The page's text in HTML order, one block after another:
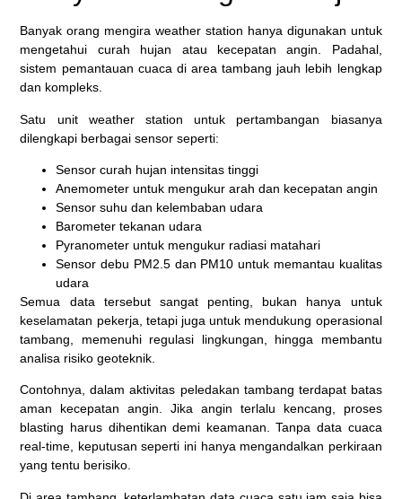
Banyak orang mengira weather station hanya digunakan untuk
mengetahui curah hujan atau kecepatan angin. Padahal,
sistem pemantauan cuaca di area tambang jauh lebih lengkap
dan kompleks.
Satu unit weather station untuk pertambangan biasanya
dilengkapi berbagai sensor seperti:
Sensor curah hujan intensitas tinggi
Anemometer untuk mengukur arah dan kecepatan angin
Sensor suhu dan kelembaban udara
Barometer tekanan udara
Pyranometer untuk mengukur radiasi matahari
Sensor debu PM2.5 dan PM10 untuk memantau kualitas
udara
Semua data tersebut sangat penting, bukan hanya untuk
keselamatan pekerja, tetapi juga untuk mendukung operasional
tambang, memenuhi regulasi lingkungan, hingga membantu
analisa risiko geoteknik.
Contohnya, dalam aktivitas peledakan tambang terdapat batas
aman kecepatan angin. Jika angin terlalu kencang, proses
blasting harus dihentikan demi keamanan. Tanpa data cuaca
real-time, keputusan seperti ini hanya mengandalkan perkiraan
yang tentu berisiko.